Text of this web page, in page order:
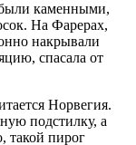
каменными,
На Фарерах,
накрывали
спасала от
Норвегия.
подстилку, а
такой пирог